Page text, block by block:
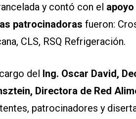
y contó con el
patrocinadoras fueron:
CLS, RSQ Refrigeración.
del Ing. Oscar David,
Directora de Red
patrocinadores y